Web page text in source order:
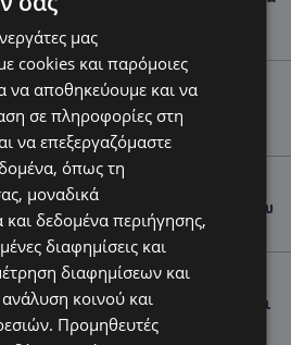
λύσεις για ηλικιωμένους
(Φώτο)
κρασιά στην κορυφαία
τιμής από τη Lidl Κύπρου
100 χιλιομέτρων δικτύου
της Λεμεσού
έναν αιώνα ιστορίας και
μας
cookies και παρόμοιες
να αποθηκεύουμε και να
σε πληροφορίες στη
να επεξεργαζόμαστε
όπως τη
μοναδικά
και δεδομένα περιήγησης,
διαφημίσεις και
διαφημίσεων και
κοινού και
Προμηθευτές